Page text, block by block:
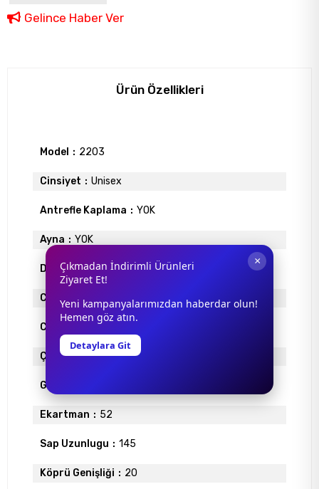
Gelince Haber Ver
Ürün Özellikleri
Model 2203
Cinsiyet Unisex
Antrefle Kaplama YOK
Ayna YOK
Degrade YOK
Cam Materyali MİNERAL
Cam Rengi
Çerçeve Materyali
Gövde Rengi
Ekartman 52
Sap Uzunlugu 145
Köprü Genişliği 20
×
Çıkmadan İndirimli Ürünleri
Ziyaret Et!
Yeni kampanyalarımızdan haberdar olun!
Hemen göz atın.
Detaylara Git